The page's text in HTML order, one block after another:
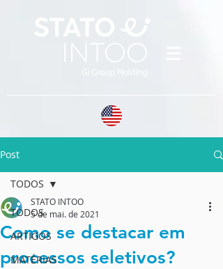
Post
TODOS
ARTIGOS
MATÉRIAS
TODOS
Como se destacar em
processos seletivos?
STATO INTOO
5 de mai. de 2021